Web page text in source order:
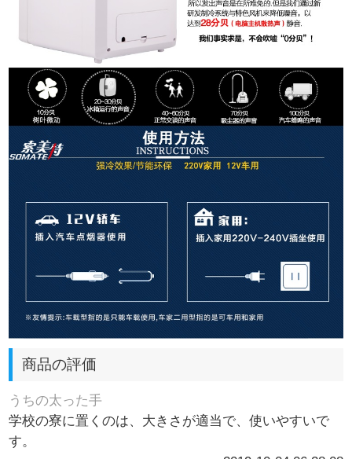
商品の評価
うちの太った手
学校の寮に置くのは、大きさが適当で、使いやすいで
す。